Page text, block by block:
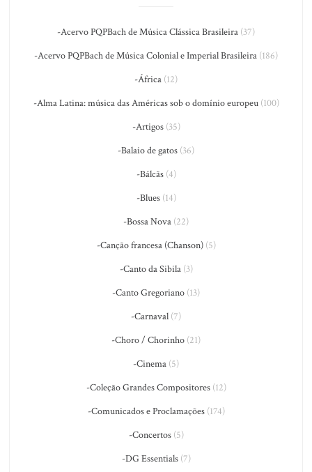
-Acervo PQPBach de Música Clássica Brasileira (37)
-Acervo PQPBach de Música Colonial e Imperial Brasileira (186)
-África (12)
-Alma Latina: música das Américas sob o domínio europeu(100)
-Artigos(35)
-Balaio de gatos (36)
-Bálcãs(4)
-Blues(14)
-Bossa Nova (22)
-Canção francesa (Chanson)(5)
-Canto da Sibila(3)
-Canto Gregoriano (13)
-Carnaval (7)
-Choro / Chorinho (21)
-Cinema (5)
-Coleção Grandes Compositores(12)
-Comunicados e Proclamações(174)
-Concertos(5)
-DG Essentials(7)